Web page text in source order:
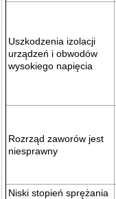
Uszkodzenia izolacji
urządzeń i obwodów
wysokiego napięcia
Rozrząd zaworów jest
niesprawny
Niski stopień sprężania